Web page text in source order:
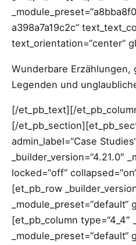
a398a7a19c2c“
text_orientation=“center“
Wunderbare Erzählungen,
Legenden und
[/et_pb_text][/
[/
admin_label=“Case
_builder_version=“4.21.0″
locked=“off“
[et_pb_row
_module_preset=“default“
[et_pb_column type=“4_4″
_module_preset=“default“